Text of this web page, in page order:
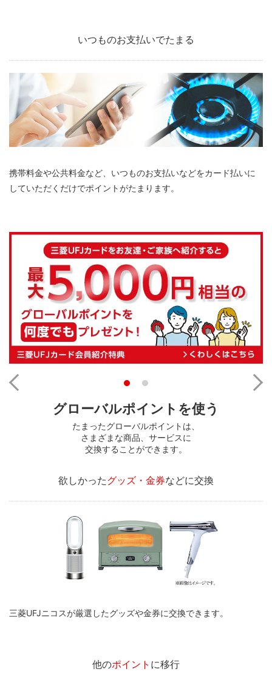
いつものお支払いでたまる
携帯料金や公共料金など、いつものお支払いなどをカード払いに
していただくだけでポイントがたまります。
グローバルポイントを使う
たまったグローバルポイントは、
さまざまな商品、サービスに
交換することができます。
欲しかったグッズ・金券などに交換
三菱UFJニコスが厳選したグッズや金券に交換できます。
他のポイント に移行